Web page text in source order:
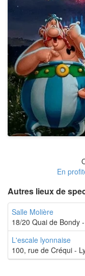
En
Autres lieux de
Salle Molière
18/20 Quai de Bondy
L'escale lyonnaise
100, rue de Créqui -